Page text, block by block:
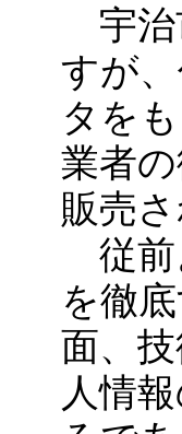
宇治
すが
タを
業者
販売
従前
を徹
面、
人情